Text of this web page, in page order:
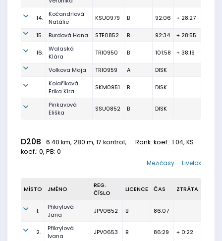
14.
Kočandrlová
Natálie
KSU0979 B 92:06 + 28:27
15. Burdová Hana STE0852 B 92:34 + 28:55
16.
Walaská
Klára
TRI0950 B 101:58 + 38:19
Volkova Maja TRI0959 A
DISK
Kolaříková
Erika Kira
SKM0951 B DISK
Pinkavová
Eliška
SSU0852 B DISK
D20B 6.40 km, 280 m, 17 kontrol, Rank. koef.: 1.04, KS
koef.: 0, PB: 0
Livelox
Mezičasy
MÍSTO JMÉNO
REG.
ČÍSLO
LICENCE ČAS ZTRÁTA
1.
Přikrylová
Jana
JPV0652 B 86:07
2.
Přikrylová
Ivana
JPV0653 B 86:29 + 0:22